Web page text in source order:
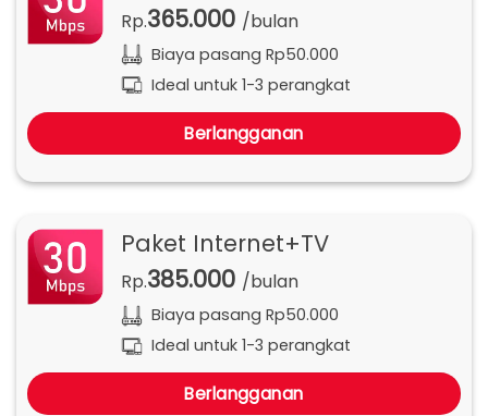
Rp.365.000 /bulan
Biaya pasang Rp50.000
Ideal untuk 1-3 perangkat
Berlangganan
Paket Internet+TV
Rp.385.000 /bulan
Biaya pasang Rp50.000
Ideal untuk 1-3 perangkat
Berlangganan